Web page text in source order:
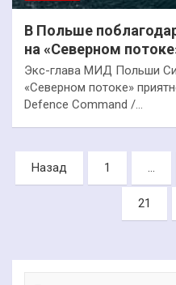
В Польше
на «Северном
Экс-глава МИД Польши
«Северном потоке»
Defence Command /…
Пагинация
записей
Назад 1 …
21